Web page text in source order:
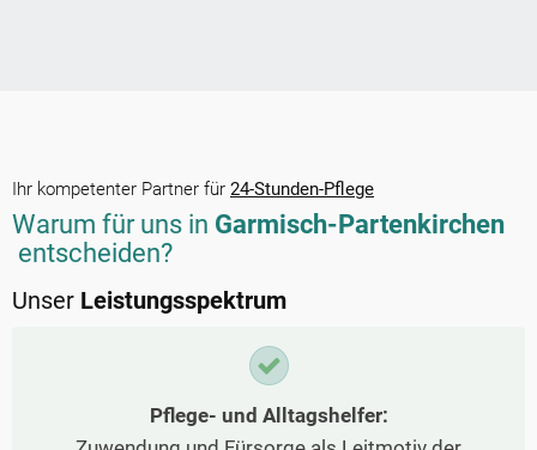
Ihr kompetenter Partner für 24-Stunden-Pflege
Warum für uns in Garmisch-Partenkirchen
entscheiden?
Unser Leistungsspektrum
Pflege- und Alltagshelfer: